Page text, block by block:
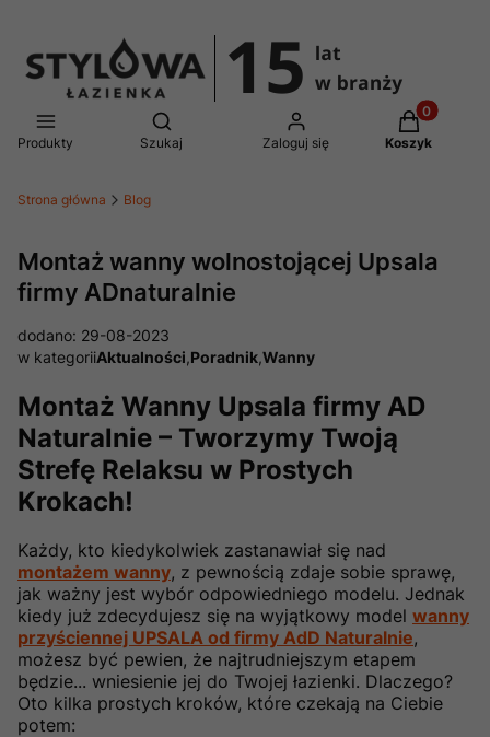
Produkty
Otwórz wyszukiwarkę
Szukaj Zaloguj się
Produkty
Koszyk
Strona główna Blog
Montaż wanny wolnostojącej Upsala
firmy ADnaturalnie
dodano: 29-08-2023
w kategoriiAktualności,Poradnik,Wanny
Montaż Wanny Upsala firmy AD
Naturalnie – Tworzymy Twoją
Strefę Relaksu w Prostych
Krokach!
Każdy, kto kiedykolwiek zastanawiał się nad
montażem wanny, z pewnością zdaje sobie sprawę,
jak ważny jest wybór odpowiedniego modelu. Jednak
kiedy już zdecydujesz się na wyjątkowy model wanny
przyściennej UPSALA od firmy AdD Naturalnie,
możesz być pewien, że najtrudniejszym etapem
będzie... wniesienie jej do Twojej łazienki. Dlaczego?
Oto kilka prostych kroków, które czekają na Ciebie
potem: